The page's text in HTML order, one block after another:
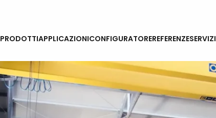
PRODOTTIAPPLICAZIONICONFIGURATOREREFERENZESERVIZI